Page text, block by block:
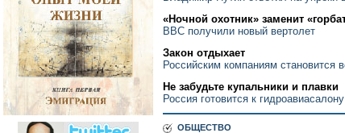
«Ночной охотник» заменит
ВВС получили новый вертолет
Закон отдыхает
Российским компаниям становится
Не забудьте купальники и плавки
Россия готовится к гидроавиасалону
ОБЩЕСТВО